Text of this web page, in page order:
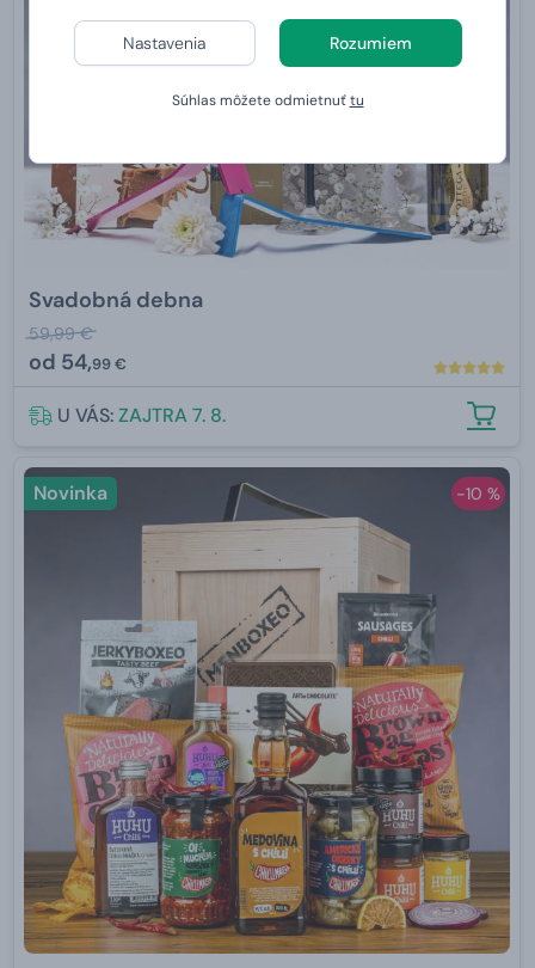
Nastavenia Rozumiem
Súhlas môžete odmietnuťtu
Svadobná debna
59,99 €
od 54,99 €
U VÁS:ZAJTRA 7. 8.
-10 %
Novinka